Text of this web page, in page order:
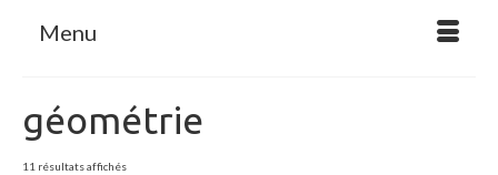
Menu
géométrie
11 résultats affichésTrié